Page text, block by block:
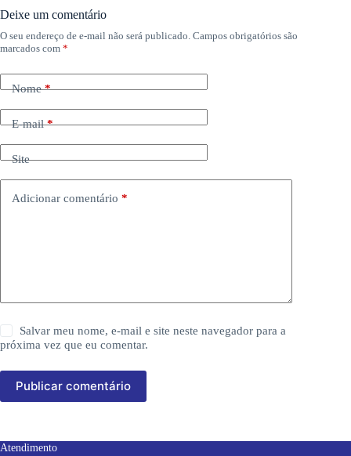
Deixe um comentário
O seu endereço de e-mail não será publicado. Campos obrigatórios são
marcados com *
Nome*
E-mail*
Site
Adicionar comentário *
Salvar meu nome, e-mail e site neste navegador para a
próxima vez que eu comentar.
Publicar comentário
Atendimento